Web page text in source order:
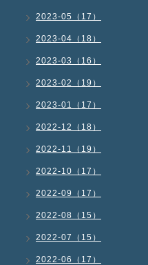
2023-05（17）
2023-04（18）
2023-03（16）
2023-02（19）
2023-01（17）
2022-12（18）
2022-11（19）
2022-10（17）
2022-09（17）
2022-08（15）
2022-07（15）
2022-06（17）